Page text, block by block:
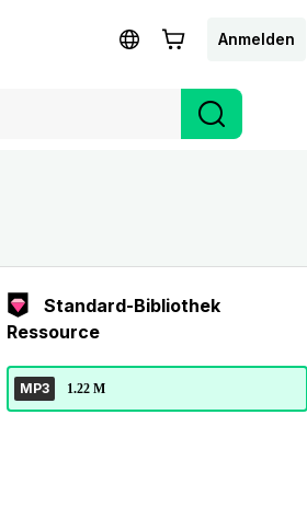
Anmelden
Standard-Bibliothek
Ressource
MP3 1.22 M